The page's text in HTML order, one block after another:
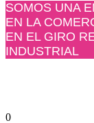
SOMOS UNA
EN LA
EN EL GIRO
INDUSTRIAL
0